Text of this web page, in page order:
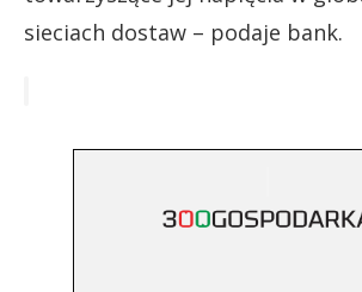
sieciach dostaw – podaje bank.